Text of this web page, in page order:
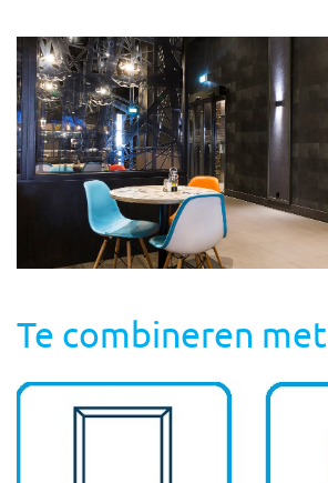
Te combineren met